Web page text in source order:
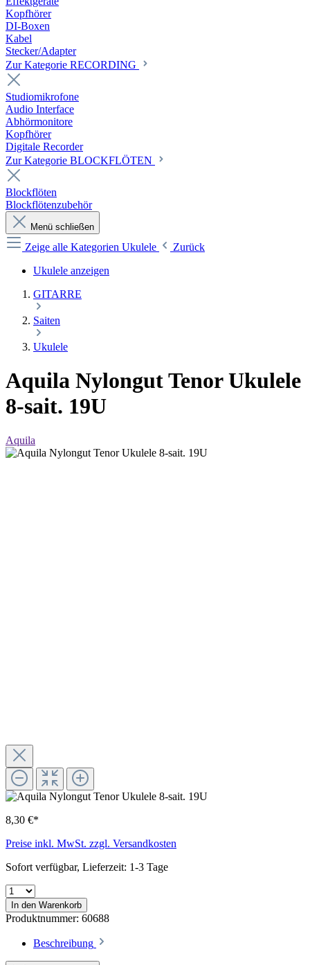
Kopfhörer
DI-Boxen
Kabel
Stecker/Adapter
Zur Kategorie RECORDING
Studiomikrofone
Audio Interface
Abhörmonitore
Kopfhörer
Digitale Recorder
Zur Kategorie BLOCKFLÖTEN
Blockflöten
Blockflötenzubehör
Menü schließen
Zeige alle Kategorien Ukulele
Zurück
Ukulele anzeigen
GITARRE
Saiten
Ukulele
Aquila Nylongut Tenor Ukulele
8-sait. 19U
Aquila
8,30 €*
Preise inkl. MwSt. zzgl. Versandkosten
Sofort verfügbar, Lieferzeit: 1-3 Tage
In den Warenkorb
Produktnummer: 60688
Beschreibung